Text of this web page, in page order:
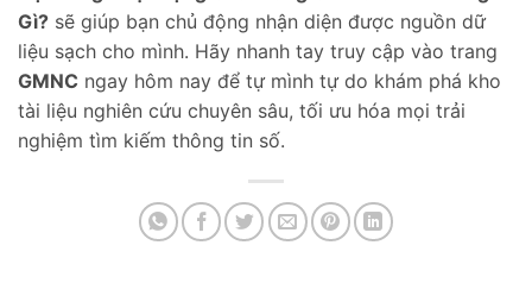
Gì? sẽ giúp bạn chủ động nhận diện được nguồn dữ
liệu sạch cho mình. Hãy nhanh tay truy cập vào trang
GMNC ngay hôm nay để tự mình tự do khám phá kho
tài liệu nghiên cứu chuyên sâu, tối ưu hóa mọi trải
nghiệm tìm kiếm thông tin số.